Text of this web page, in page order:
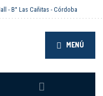
- B° Las Cañitas - Córdoba
MENÚ